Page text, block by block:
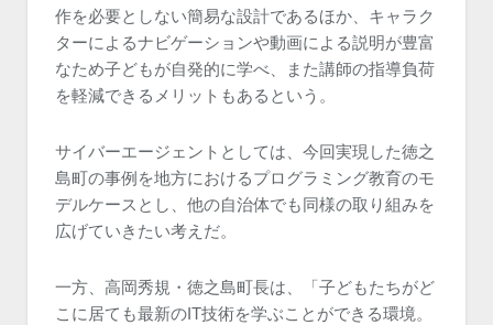
作を必要としない簡易な設計であるほか、キャラク
ターによるナビゲーションや動画による説明が豊富
なため子どもが自発的に学べ、また講師の指導負荷
を軽減できるメリットもあるという。
サイバーエージェントとしては、今回実現した徳之
島町の事例を地方におけるプログラミング教育のモ
デルケースとし、他の自治体でも同様の取り組みを
広げていきたい考えだ。
一方、高岡秀規・徳之島町長は、「子どもたちがど
こに居ても最新のIT技術を学ぶことができる環境。